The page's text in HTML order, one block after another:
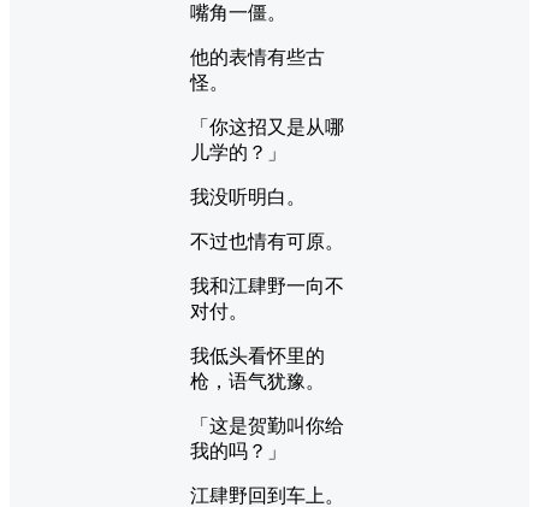
嘴角一僵。
他的表情有些古
怪。
「你这招又是从哪
儿学的？」
我没听明白。
不过也情有可原。
我和江肆野一向不
对付。
我低头看怀里的
枪，语气犹豫。
「这是贺勤叫你给
我的吗？」
江肆野回到车上。